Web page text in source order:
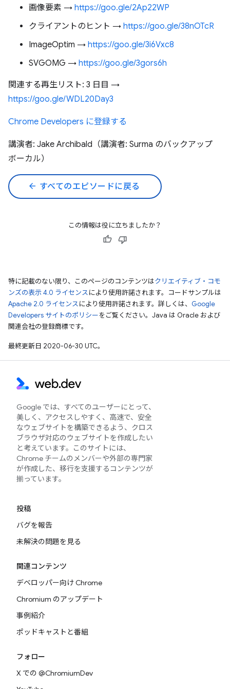
画像要素 → https://goo.gle/2Ap22WP
クライアントのヒント → https://goo.gle/38nOTcR
ImageOptim → https://goo.gle/3i6Vxc8
SVGOMG → https://goo.gle/3gors6h
関連する再生リスト: 3 日目 →
https://goo.gle/WDL20Day3
Chrome Developers に登録する
講演者: Jake Archibald（講演者: Surma のバックアップ
ボーカル）
arrow_back すべてのエピソードに戻る
この情報は役に立ちましたか？
特に記載のない限り、このページのコンテンツはクリエイティブ・コモ
ンズの表示 4.0 ライセンスにより使用許諾されます。コードサンプルは
Apache 2.0 ライセンスにより使用許諾されます。詳しくは、 Google
Developers サイトのポリシーをご覧ください。Java は Oracle および
関連会社の登録商標です。
最終更新日 2020-06-30 UTC。
Google では、すべてのユーザーにとって、
美しく、アクセスしやすく、高速で、安全
なウェブサイトを構築できるよう、クロス
ブラウザ対応のウェブサイトを作成したい
と考えています。このサイトには、
Chrome チームのメンバーや外部の専門家
が作成した、移行を支援するコンテンツが
揃っています。
投稿
バグを報告
未解決の問題を見る
関連コンテンツ
デベロッパー向け Chrome
Chromium のアップデート
事例紹介
ポッドキャストと番組
フォロー
X での @ChromiumDev